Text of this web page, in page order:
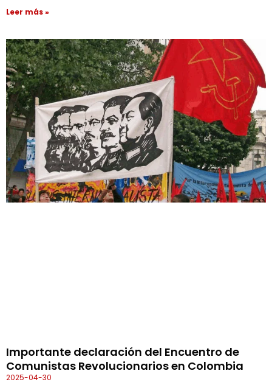
Leer más »
Importante declaración del Encuentro de
Comunistas Revolucionarios en Colombia
2025-04-30